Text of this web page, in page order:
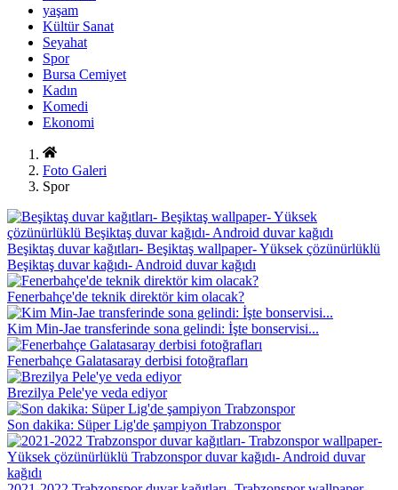
yaşam
Kültür Sanat
Seyahat
Spor
Bursa Cemiyet
Kadın
Komedi
Ekonomi
Foto Galeri
Spor
Beşiktaş duvar kağıtları- Beşiktaş wallpaper- Yüksek çözünürlüklü
Beşiktaş duvar kağıdı- Android duvar kağıdı
Fenerbahçe'de teknik direktör kim olacak?
Kim Min-Jae transferinde sona gelindi: İşte bonservisi...
Fenerbahçe Galatasaray derbisi fotoğrafları
Brezilya Pele'ye veda ediyor
Son dakika: Süper Lig'de şampiyon Trabzonspor